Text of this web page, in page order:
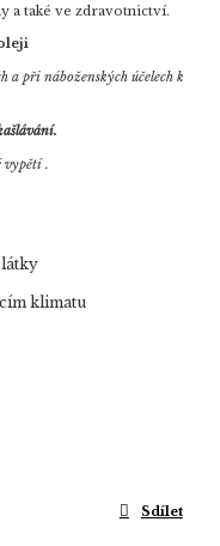
a také ve zdravotnictví.
a při náboženských účelech k
vypětí .
látky
klimatu
Sdílet